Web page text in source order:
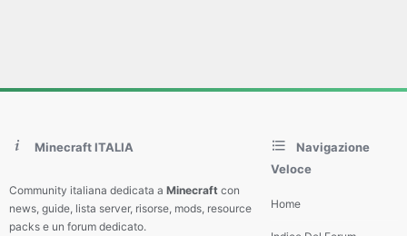
Minecraft ITALIA
Community italiana dedicata a Minecraft con
news, guide, lista server, risorse, mods, resource
packs e un forum dedicato.
Navigazione
Veloce
Home